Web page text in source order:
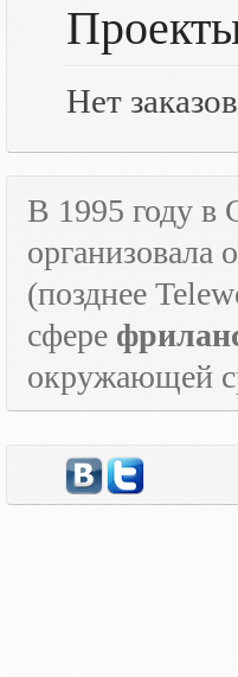
Нет заказов
В 1995 году
(позднее
сфере
окружающей